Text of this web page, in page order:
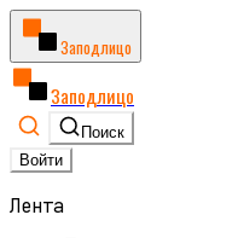
Заподлицо
Заподлицо
Поиск
Войти
Лента